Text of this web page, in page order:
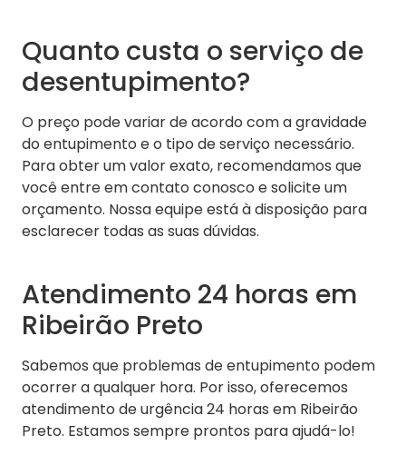
Quanto custa o serviço de
desentupimento?
O preço pode variar de acordo com a gravidade
do entupimento e o tipo de serviço necessário.
Para obter um valor exato, recomendamos que
você entre em contato conosco e solicite um
orçamento. Nossa equipe está à disposição para
esclarecer todas as suas dúvidas.
Atendimento 24 horas em
Ribeirão Preto
Sabemos que problemas de entupimento podem
ocorrer a qualquer hora. Por isso, oferecemos
atendimento de urgência 24 horas em Ribeirão
Preto. Estamos sempre prontos para ajudá-lo!